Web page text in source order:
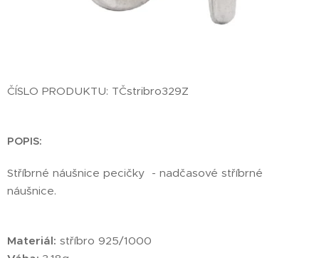
ČÍSLO PRODUKTU: TČstribro329Z
POPIS:
Stříbrné náušnice pecičky - nadčasové stříbrné
náušnice.
Materiál: stříbro 925/1000